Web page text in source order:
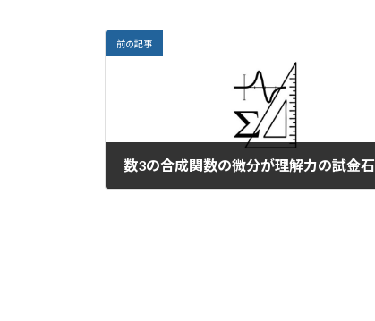
前の記事
数3の合成関数の微分が理解力の試金石